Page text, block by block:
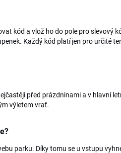
kód a vlož ho do pole pro slevový
Každý kód platí jen pro určité
před prázdninami a v hlavní
výletem vrať.
parku. Díky tomu se u vstupu